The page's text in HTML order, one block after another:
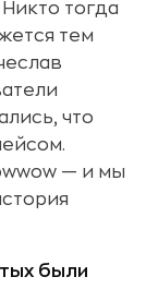
тогда
тем
что
— и мы
были